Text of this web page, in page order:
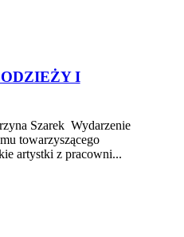
I
Szarek Wydarzenie
towarzyszącego
artystki z pracowni...